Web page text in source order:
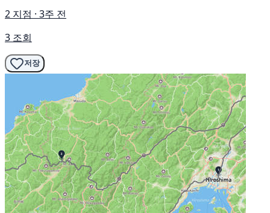
2 지점 · 3주 전
3 조회
저장